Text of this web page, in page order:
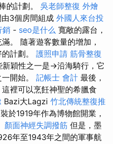
的計劃。 吳老師整復 外燴
3個房間組成 外國人來台投
銷 - seo是什么 寬敞的露台，
。 隨著遊客數量的增加，
計劃。 護照申請 筋骨整復
新穎性之一是→沿海騎行，它
開始。 記帳士 會計 最後，
裡可以烹飪神聖的希臘食
Bazi大Lagzi 竹北傳統整復推
於1919年作為博物館開業，
顏面神經失調撥筋 但是，墨
年至1943年之間的軍事航